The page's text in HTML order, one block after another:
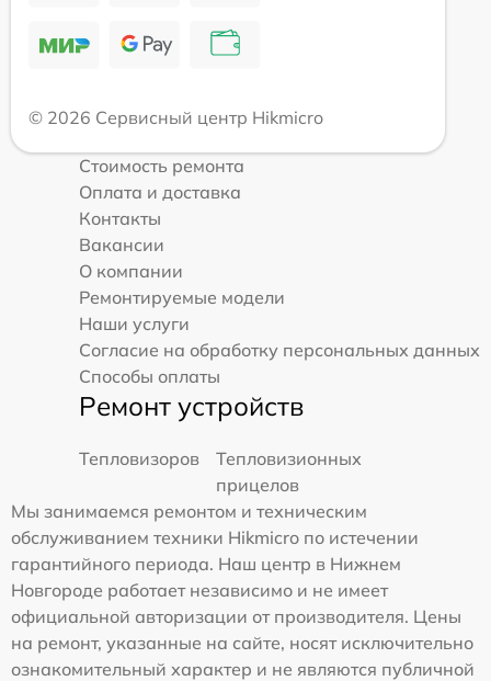
© 2026 Сервисный центр Hikmicro
Стоимость ремонта
Оплата и доставка
Контакты
Вакансии
О компании
Ремонтируемые модели
Наши услуги
Согласие на обработку персональных данных
Способы оплаты
Ремонт устройств
Тепловизоров
Тепловизионных
прицелов
Мы занимаемся ремонтом и техническим
обслуживанием техники Hikmicro по истечении
гарантийного периода. Наш центр в Нижнем
Новгороде работает независимо и не имеет
официальной авторизации от производителя. Цены
на ремонт, указанные на сайте, носят исключительно
ознакомительный характер и не являются публичной